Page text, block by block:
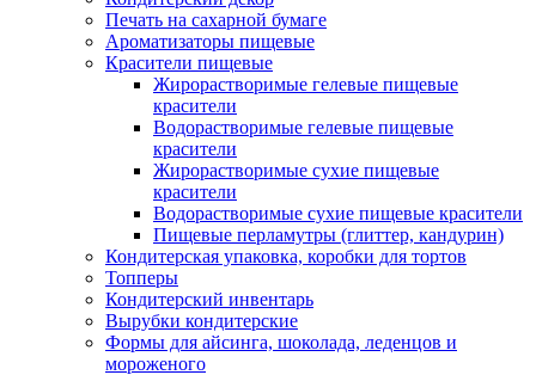
Печать на сахарной бумаге
Ароматизаторы пищевые
Красители пищевые
Жирорастворимые гелевые пищевые
красители
Водорастворимые гелевые пищевые
красители
Жирорастворимые сухие пищевые
красители
Водорастворимые сухие пищевые красители
Пищевые перламутры (глиттер, кандурин)
Кондитерская упаковка, коробки для тортов
Топперы
Кондитерский инвентарь
Вырубки кондитерские
Формы для айсинга, шоколада, леденцов и
мороженого